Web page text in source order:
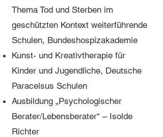
Thema Tod und Sterben im
geschützten Kontext weiterführende
Schulen, Bundeshospizakademie
Kunst- und Kreativtherapie für
Kinder und Jugendliche, Deutsche
Paracelsus Schulen
Ausbildung „Psychologischer
Berater/Lebensberater“ – Isolde
Richter